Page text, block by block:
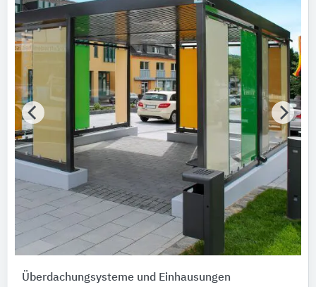
Überdachungsysteme und Einhausungen